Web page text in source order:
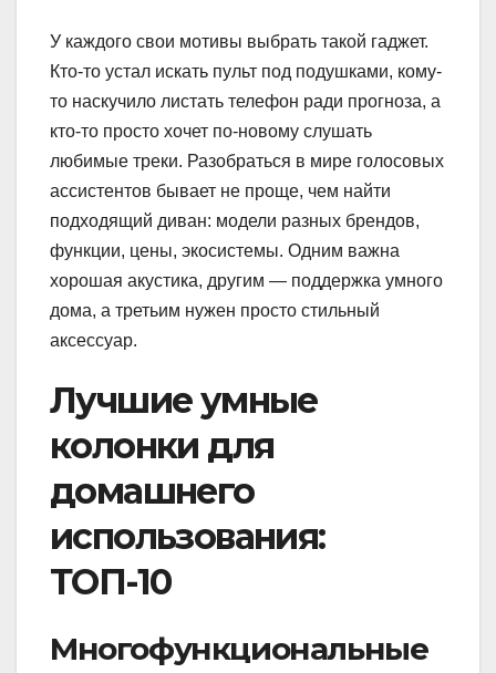
У каждого свои мотивы выбрать такой гаджет.
Кто-то устал искать пульт под подушками, кому-
то наскучило листать телефон ради прогноза, а
кто-то просто хочет по-новому слушать
любимые треки. Разобраться в мире голосовых
ассистентов бывает не проще, чем найти
подходящий диван: модели разных брендов,
функции, цены, экосистемы. Одним важна
хорошая акустика, другим — поддержка умного
дома, а третьим нужен просто стильный
аксессуар.
Лучшие умные
колонки для
домашнего
использования:
ТОП-10
Многофункциональные